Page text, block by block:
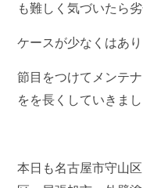
も難しく気づいたら
ケースが少なくはあ
節目をつけてメンテ
をを長くしていきま
本日も名古屋市守山